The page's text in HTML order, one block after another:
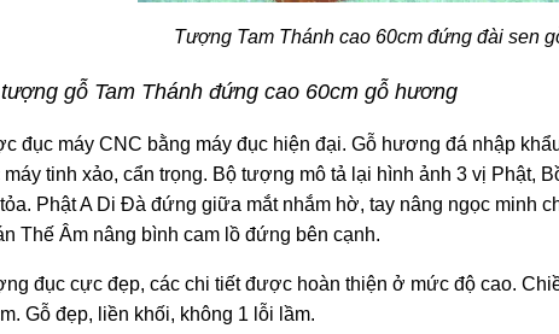
Tượng Tam Thánh cao 60cm đứng đài sen
gỗ Tam Thánh đứng cao 60cm gỗ hương
đục máy CNC bằng máy đục hiện đại. Gỗ hương đá nhập
máy tinh xảo, cẩn trọng. Bộ tượng mô tả lại hình ảnh 3 vị Phật,
tỏa. Phật A Di Đà đứng giữa mắt nhắm hờ, tay nâng ngọc minh
Thế Âm nâng bình cam lồ đứng bên cạnh.
đục cực đẹp, các chi tiết được hoàn thiện ở mức độ cao.
Gỗ đẹp, liền khối, không 1 lỗi lầm.